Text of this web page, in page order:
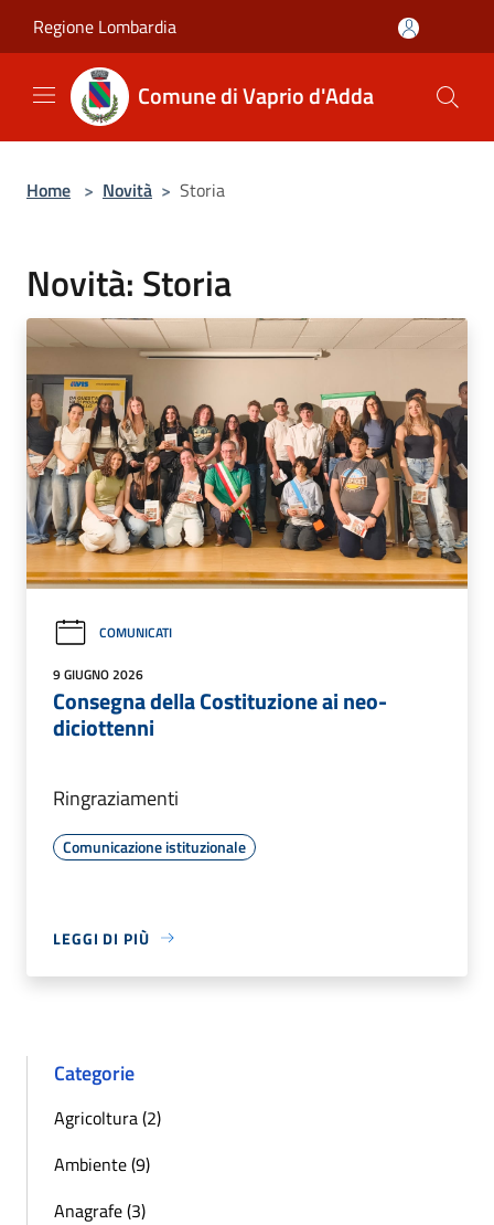
Regione Lombardia
Comune di Vaprio d'Adda
Home > Novità > Storia
Novità: Storia
COMUNICATI
9 GIUGNO 2026
Consegna della Costituzione ai neo-
diciottenni
Ringraziamenti
Comunicazione istituzionale
LEGGI DI PIÙ
Categorie
Agricoltura (2)
Ambiente (9)
Anagrafe (3)